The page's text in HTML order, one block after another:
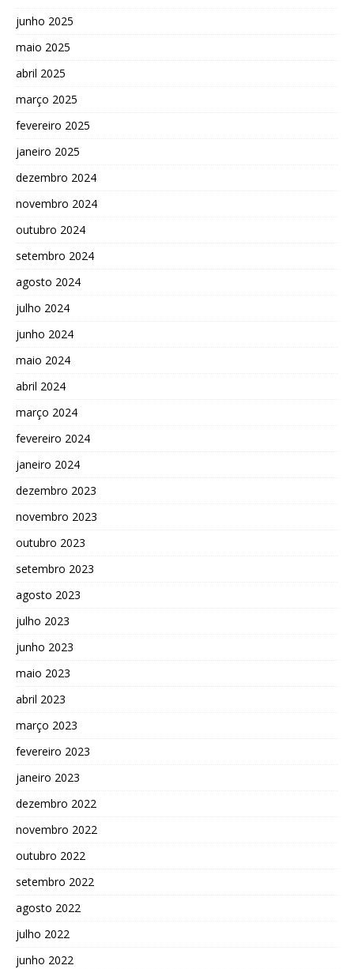
junho 2025
maio 2025
abril 2025
março 2025
fevereiro 2025
janeiro 2025
dezembro 2024
novembro 2024
outubro 2024
setembro 2024
agosto 2024
julho 2024
junho 2024
maio 2024
abril 2024
março 2024
fevereiro 2024
janeiro 2024
dezembro 2023
novembro 2023
outubro 2023
setembro 2023
agosto 2023
julho 2023
junho 2023
maio 2023
abril 2023
março 2023
fevereiro 2023
janeiro 2023
dezembro 2022
novembro 2022
outubro 2022
setembro 2022
agosto 2022
julho 2022
junho 2022